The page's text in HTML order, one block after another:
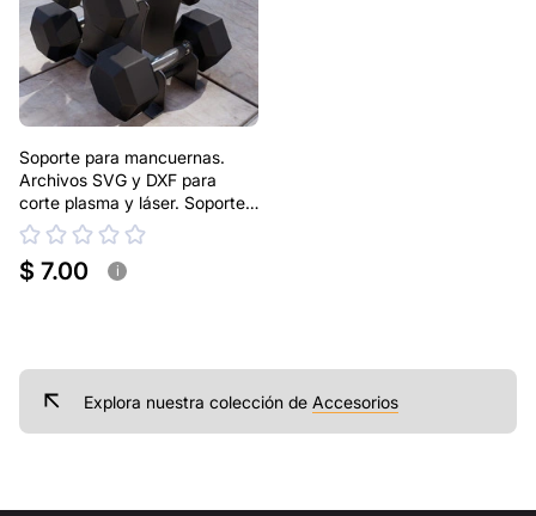
Soporte para mancuernas.
Archivos SVG y DXF para
corte plasma y láser. Soporte
metálico para pesas
$ 7.00 i
Explora nuestra colección de Accesorios